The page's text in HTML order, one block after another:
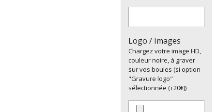
Logo / Images
Chargez votre image HD,
couleur noire, à graver
sur vos boules (si option
"Gravure logo"
sélectionnée (+20€))